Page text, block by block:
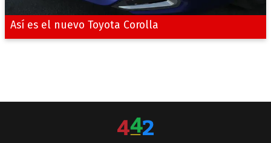
Así es el nuevo Toyota Corolla